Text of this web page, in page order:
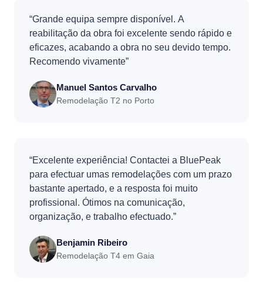
“Grande equipa sempre disponível. A
reabilitação da obra foi excelente sendo rápido e
eficazes, acabando a obra no seu devido tempo.
Recomendo vivamente”
Manuel Santos Carvalho
Remodelação T2 no Porto
“Excelente experiência! Contactei a BluePeak
para efectuar umas remodelações com um prazo
bastante apertado, e a resposta foi muito
profissional. Ótimos na comunicação,
organização, e trabalho efectuado.”
Benjamin Ribeiro
Remodelação T4 em Gaia